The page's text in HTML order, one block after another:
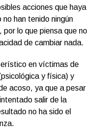
acciones que haya
no han tenido ningún
por lo que piensa que no
de cambiar nada.
en víctimas de
y física) y
acoso, ya que a pesar
salir de la
no ha sido el